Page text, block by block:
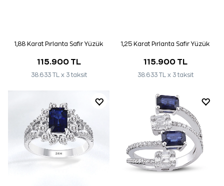
1,88 Karat Pırlanta Safir Yüzük
115.900 TL
38.633 TL x 3 taksit
1,25 Karat Pırlanta Safir Yüzük
115.900 TL
38.633 TL x 3 taksit